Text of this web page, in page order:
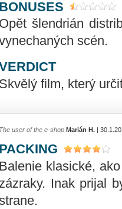
BONUSES
Opět šlendrián
scén.
Skvělý film, který
The user of the e-shop Marián H. |
PACKING
Balenie klasické,
zázraky. Inak prijal